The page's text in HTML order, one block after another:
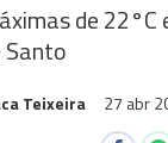
de 22°C
Teixeira 27 abr